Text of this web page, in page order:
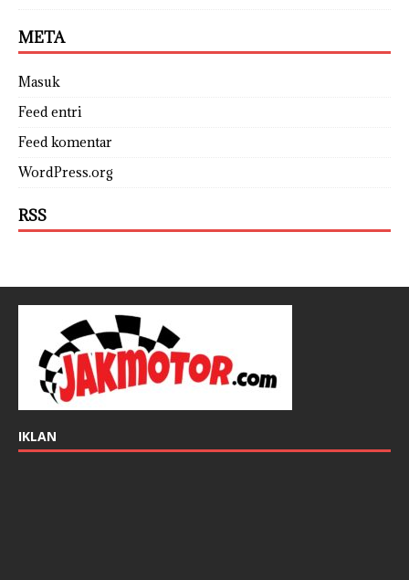
META
Masuk
Feed entri
Feed komentar
WordPress.org
RSS
IKLAN